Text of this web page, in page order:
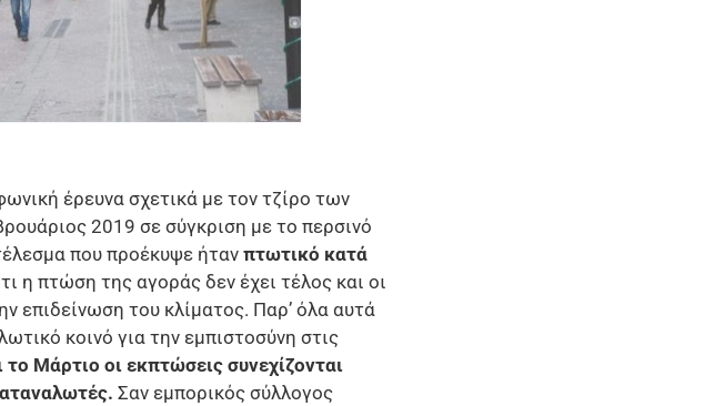
έρευνα σχετικά με τον τζίρο των
2019 σε σύγκριση με το περσινό
που προέκυψε ήταν πτωτικό κατά
η πτώση της αγοράς δεν έχει τέλος και οι
επιδείνωση του κλίματος. Παρ’ όλα αυτά
κοινό για την εμπιστοσύνη στις
Μάρτιο οι εκπτώσεις συνεχίζονται
Σαν εμπορικός σύλλογος